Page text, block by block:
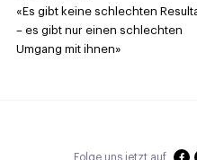
«Es gibt keine schlechten
– es gibt nur einen schlechten
Umgang mit ihnen»
Folge uns jetzt auf